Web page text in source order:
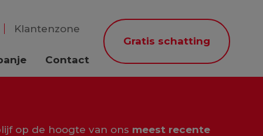
Klantenzone
Contact
Gratis schatting
op de hoogte van ons meest recente